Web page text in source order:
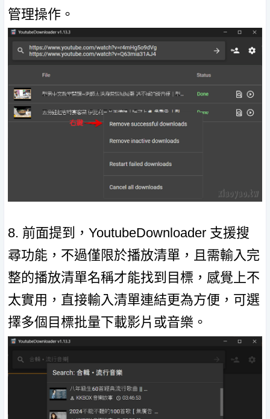
管理操作。
8. 前面提到，YoutubeDownloader 支援搜
尋功能，不過僅限於播放清單，且需輸入完
整的播放清單名稱才能找到目標，感覺上不
太實用，直接輸入清單連結更為方便，可選
擇多個目標批量下載影片或音樂。